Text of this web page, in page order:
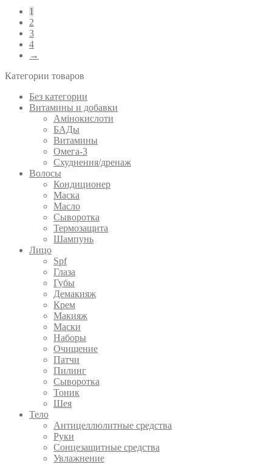
1
2
3
4
→
Категории товаров
Без категории
Витамины и добавки
Амінокислоти
БАДы
Витамины
Омега-3
Схуднення/дренаж
Волосы
Кондиционер
Маска
Масло
Сыворотка
Термозащита
Шампунь
Лицо
Spf
Глаза
Губы
Демакияж
Крем
Макияж
Маски
Наборы
Очищение
Патчи
Пилинг
Сыворотка
Тоник
Шея
Тело
Антицеллюлитные средства
Руки
Сонцезащитные средства
Увлажнение